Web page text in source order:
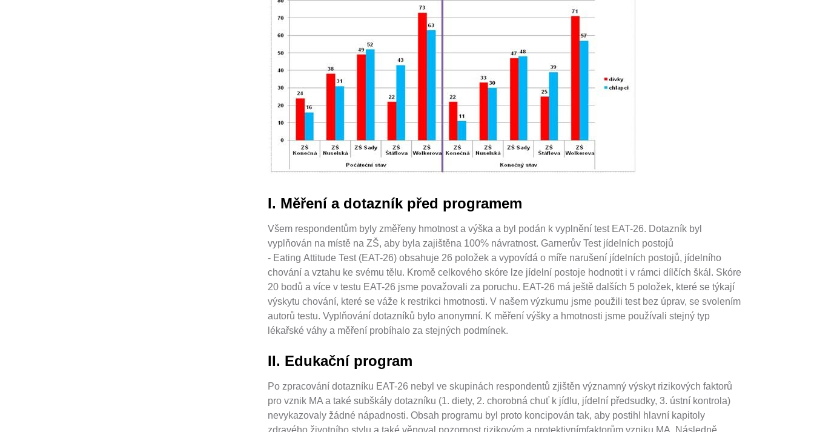
I. Měření a dotazník před programem
Všem respondentům byly změřeny hmotnost a výška a byl podán k vyplnění test EAT-26. Dotazník byl
vyplňován na místě na ZŠ, aby byla zajištěna 100% návratnost. Garnerův Test jídelních postojů
- Eating Attitude Test (EAT-26) obsahuje 26 položek a vypovídá o míře narušení jídelních postojů, jídelního
chování a vztahu ke svému tělu. Kromě celkového skóre lze jídelní postoje hodnotit i v rámci dílčích škál. Skóre
20 bodů a více v testu EAT-26 jsme považovali za poruchu. EAT-26 má ještě dalších 5 položek, které se týkají
výskytu chování, které se váže k restrikci hmotnosti. V našem výzkumu jsme použili test bez úprav, se svolením
autorů testu. Vyplňování dotazníků bylo anonymní. K měření výšky a hmotnosti jsme používali stejný typ
lékařské váhy a měření probíhalo za stejných podmínek.
II. Edukační program
Po zpracování dotazníku EAT-26 nebyl ve skupinách respondentů zjištěn významný výskyt rizikových faktorů
pro vznik MA a také subškály dotazníku (1. diety, 2. chorobná chuť k jídlu, jídelní předsudky, 3. ústní kontrola)
nevykazovaly žádné nápadnosti. Obsah programu byl proto koncipován tak, aby postihl hlavní kapitoly
zdravého životního stylu a také věnoval pozornost rizikovým a protektivnímfaktorům vzniku MA. Následně